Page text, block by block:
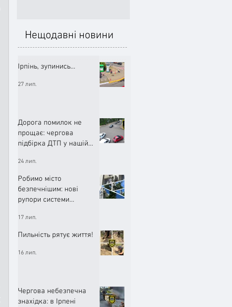
Нещодавні новини
Ірпінь, зупинись…
27 лип.
Дорога помилок не
прощає: чергова
підбірка ДТП у нашій
24 лип.
Робимо місто
безпечнішим: нові
рупори системи
працюють!
17 лип.
Пильність рятує життя!
16 лип.
Чергова небезпечна
знахідка: в Ірпені